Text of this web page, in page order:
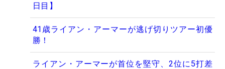
日目】
41歳ライアン・アーマーが逃げ切りツアー初優
勝！
ライアン・アーマーが首位を堅守、2位に5打差